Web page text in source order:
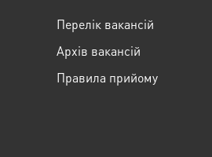
Перелік вакансій
Архів вакансій
Правила прийому